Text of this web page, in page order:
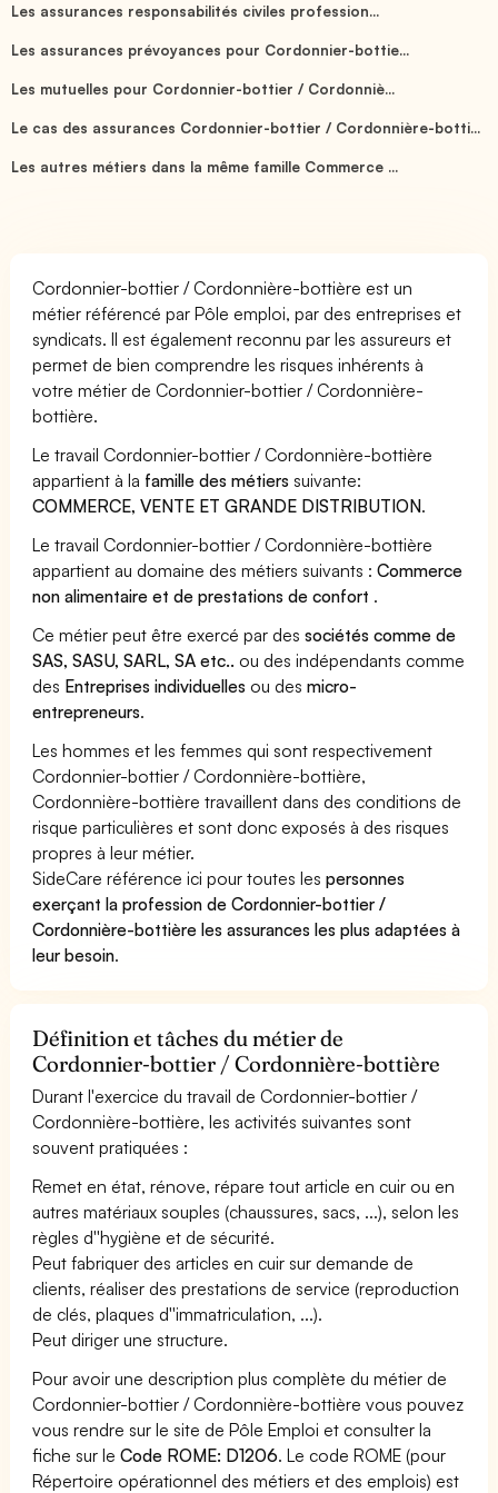
Les assurances responsabilités civiles profession...
Les assurances prévoyances pour Cordonnier-bottie...
Les mutuelles pour Cordonnier-bottier / Cordonniè...
Le cas des assurances Cordonnier-bottier / Cordonnière-botti...
Les autres métiers dans la même famille Commerce ...
Cordonnier-bottier / Cordonnière-bottière est un
métier référencé par Pôle emploi, par des entreprises et
syndicats. Il est également reconnu par les assureurs et
permet de bien comprendre les risques inhérents à
votre métier de Cordonnier-bottier / Cordonnière-
bottière.
Le travail Cordonnier-bottier / Cordonnière-bottière
appartient à la famille des métiers suivante:
COMMERCE, VENTE ET GRANDE DISTRIBUTION.
Le travail Cordonnier-bottier / Cordonnière-bottière
appartient au domaine des métiers suivants :Commerce
non alimentaire et de prestations de confort .
Ce métier peut être exercé par dessociétés comme de
SAS, SASU, SARL, SA etc.. ou des indépendants comme
des Entreprises individuelles ou desmicro-
entrepreneurs.
Les hommes et les femmes qui sont respectivement
Cordonnier-bottier / Cordonnière-bottière,
Cordonnière-bottière travaillent dans des conditions de
risque particulières et sont donc exposés à des risques
propres à leur métier.
SideCare référence ici pour toutes lespersonnes
exerçant la profession de Cordonnier-bottier /
Cordonnière-bottière les assurances les plus adaptées à
leur besoin.
Définition et tâches du métier de
Cordonnier-bottier / Cordonnière-bottière
Durant l'exercice du travail de Cordonnier-bottier /
Cordonnière-bottière, les activités suivantes sont
souvent pratiquées :
Remet en état, rénove, répare tout article en cuir ou en
autres matériaux souples (chaussures, sacs, ...), selon les
règles d''hygiène et de sécurité.
Peut fabriquer des articles en cuir sur demande de
clients, réaliser des prestations de service (reproduction
de clés, plaques d''immatriculation, ...).
Peut diriger une structure.
Pour avoir une description plus complète du métier de
Cordonnier-bottier / Cordonnière-bottière vous pouvez
vous rendre sur le site de Pôle Emploi et consulter la
fiche sur leCode ROME: D1206. Le code ROME (pour
Répertoire opérationnel des métiers et des emplois) est